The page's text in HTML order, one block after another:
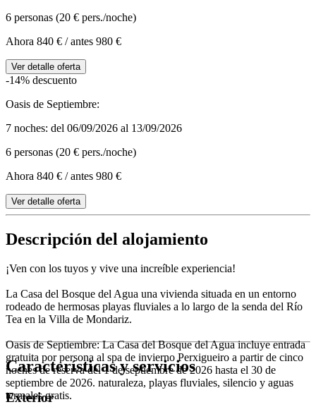
6 personas (20 € pers./noche)
Ahora 840 € / antes 980 €
Ver detalle oferta
-14% descuento
Oasis de Septiembre:
7 noches: del 06/09/2026 al 13/09/2026
6 personas (20 € pers./noche)
Ahora 840 € / antes 980 €
Ver detalle oferta
Descripción del alojamiento
¡Ven con los tuyos y vive una increíble experiencia!
La Casa del Bosque del Agua una vivienda situada en un entorno
rodeado de hermosas playas fluviales a lo largo de la senda del Río
Tea en la Villa de Mondariz.
Oasis de Septiembre: La Casa del Bosque del Agua incluye entrada
gratuita por persona al spa de invierno Perxigueiro a partir de cinco
noches de reserva del 1 de septiembre de 2026 hasta el 30 de
septiembre de 2026. naturaleza, playas fluviales, silencio y aguas
termales gratis.
Características y servicios
Exterior